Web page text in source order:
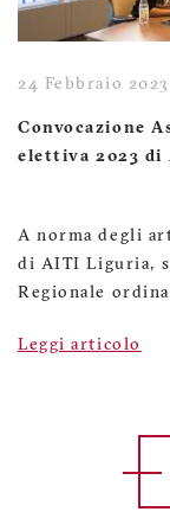
24 Febbraio 2023
Convocazione
elettiva 2023 di
A norma degli
di AITI Liguria,
Regionale
Leggi articolo